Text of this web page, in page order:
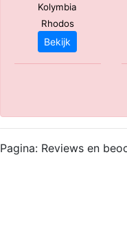
Kolymbia
Rhodos
Bekijk
Pagina: Reviews en